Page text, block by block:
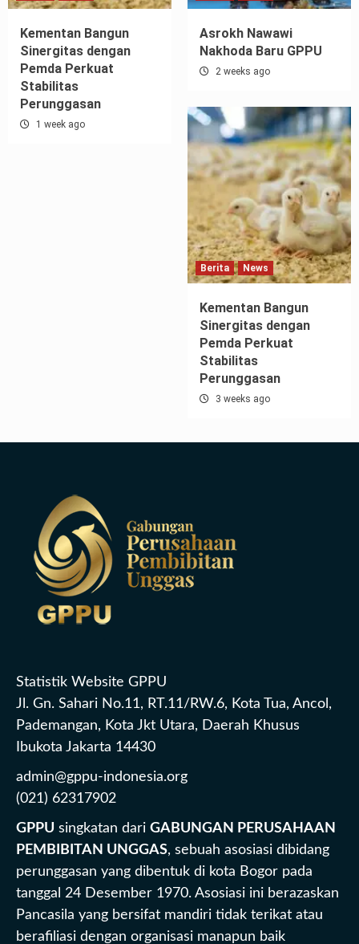
Kementan Bangun
Sinergitas dengan
Pemda Perkuat
Stabilitas
Perunggasan
1 week ago
Asrokh Nawawi
Nakhoda Baru GPPU
2 weeks ago
Berita News
Kementan Bangun
Sinergitas dengan
Pemda Perkuat
Stabilitas
Perunggasan
3 weeks ago
Statistik Website GPPU
Jl. Gn. Sahari No.11, RT.11/RW.6, Kota Tua, Ancol,
Pademangan, Kota Jkt Utara, Daerah Khusus
Ibukota Jakarta 14430
admin@gppu-indonesia.org
(021) 62317902
GPPU singkatan dari GABUNGAN PERUSAHAAN
PEMBIBITAN UNGGAS, sebuah asosiasi dibidang
perunggasan yang dibentuk di kota Bogor pada
tanggal 24 Desember 1970. Asosiasi ini berazaskan
Pancasila yang bersifat mandiri tidak terikat atau
berafiliasi dengan organisasi manapun baik